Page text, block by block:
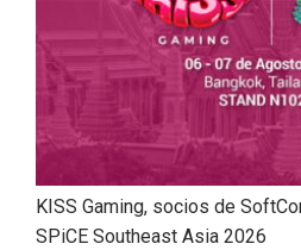
KISS Gaming, socios de
SPiCE Southeast Asia 2026